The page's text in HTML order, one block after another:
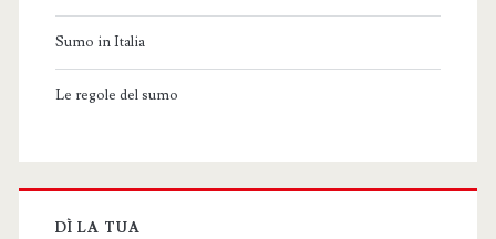
Sumo in Italia
Le regole del sumo
DÌ LA TUA